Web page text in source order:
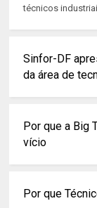
técnicos
Sinfor-DF
da área de
Por que a Big
vício
Por que